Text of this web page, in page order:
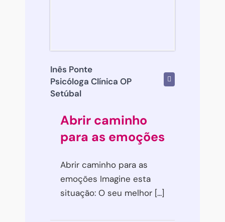
Inês Ponte
Psicóloga Clínica OP
Setúbal
Abrir caminho
para as emoções
Abrir caminho para as
emoções Imagine esta
situação: O seu melhor [...]